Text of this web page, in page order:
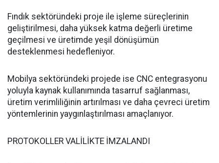
Fındık sektöründeki proje ile işleme süreçlerinin
geliştirilmesi, daha yüksek katma değerli üretime
geçilmesi ve üretimde yeşil dönüşümün
desteklenmesi hedefleniyor.
Mobilya sektöründeki projede ise CNC entegrasyonu
yoluyla kaynak kullanımında tasarruf sağlanması,
üretim verimliliğinin artırılması ve daha çevreci üretim
yöntemlerinin yaygınlaştırılması amaçlanıyor.
PROTOKOLLER VALİLİKTE İMZALANDI